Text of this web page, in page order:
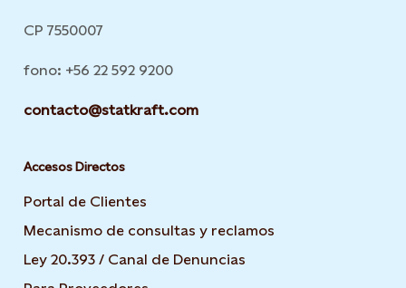
CP 7550007
fono: +56 22 592 9200
contacto@statkraft.com
Accesos Directos
Portal de Clientes
Mecanismo de consultas y reclamos
Ley 20.393 / Canal de Denuncias